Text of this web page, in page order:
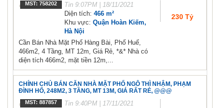
MST: 758202 Tin 9:07PM | 18/11/2021
Diện tích: 466 m²
Khu vực: Quận Hoàn Kiếm,
Hà Nội
230 Tỷ
Cần Bán Nhà Mặt Phố Hàng Bài, Phố Huế,
466m2, 4 Tầng, MT 12m, Giá Rẻ, *&* Nhà có
diện tích 466m2, mặt tiền 12m,...
CHÍNH CHỦ BÁN CĂN NHÀ MẶT PHỐ NGÔ THÌ NHẬM, PHẠM
ĐÌNH HỔ, 248M2, 3 TẦNG, MT 13M, GIÁ RẤT RẺ, @@@
MST: 887857 Tin 9:40PM | 17/11/2021